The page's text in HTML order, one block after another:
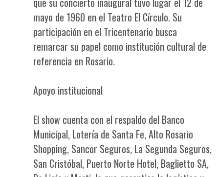
mayo de 1960 en el Teatro El Círculo. Su
participación en el Tricentenario busca
remarcar su papel como institución cultural de
referencia en Rosario.
Apoyo institucional
El show cuenta con el respaldo del Banco
Municipal, Lotería de Santa Fe, Alto Rosario
Shopping, Sancor Seguros, La Segunda Seguros,
San Cristóbal, Puerto Norte Hotel, Baglietto SA,